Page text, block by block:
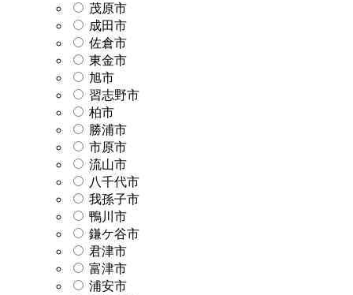
茂原市
成田市
佐倉市
東金市
旭市
習志野市
柏市
勝浦市
市原市
流山市
八千代市
我孫子市
鴨川市
鎌ケ谷市
君津市
富津市
浦安市